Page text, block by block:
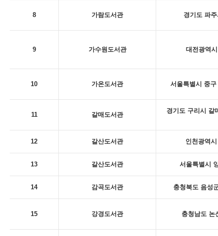
8 가람도서관 경기도 파
9 가수원도서관 대전광역
10 가온도서관 서울특별시 중
11 갈매도서관
경기도 구리시 갈
12 갈산도서관 인천광역
13 갈산도서관 서울특별시
14 감곡도서관 충청북도 음성
15 강경도서관 충청남도 논